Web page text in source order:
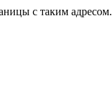
с таким адресом.